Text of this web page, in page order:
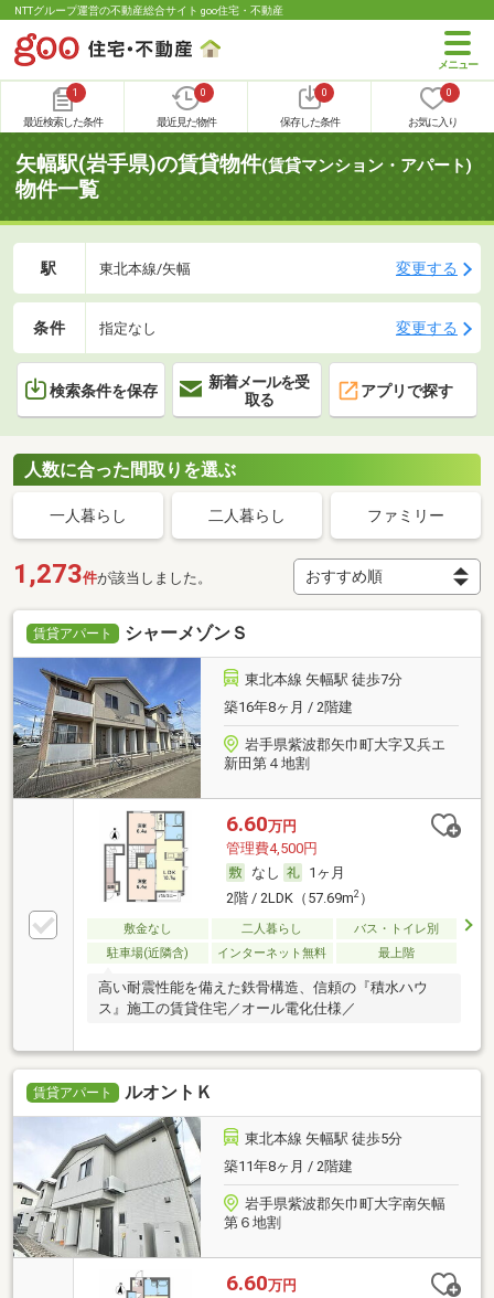
NTTグループ運営の不動産総合サイト goo住宅・不動産
1
最近検索した条件
0
最近見た物件
0
保存した条件
0
お気に入り
矢幅駅(岩手県)の賃貸物件(賃貸マンション・アパート)
物件一覧
駅 東北本線/矢幅 変更する
条件 指定なし 変更する
検索条件を保存
新着メールを受
取る
アプリで探す
人数に合った間取りを選ぶ
一人暮らし 二人暮らし ファミリー
1,273件が該当しました。
賃貸アパート シャーメゾンＳ
東北本線 矢幅駅 徒歩7分
築16年8ヶ月 / 2階建
岩手県紫波郡矢巾町大字又兵エ
新田第４地割
6.60万円
管理費4,500円
なし
1ヶ月
2階 / 2LDK（57.69m2）
敷金なし 二人暮らし
バス・トイレ別
駐車場(近隣含)
インターネット無料 最上階
高い耐震性能を備えた鉄骨構造、信頼の『積水ハウ
ス』施工の賃貸住宅／オール電化仕様／
賃貸アパート ルオントＫ
東北本線 矢幅駅 徒歩5分
築11年8ヶ月 / 2階建
岩手県紫波郡矢巾町大字南矢幅
第６地割
6.60万円